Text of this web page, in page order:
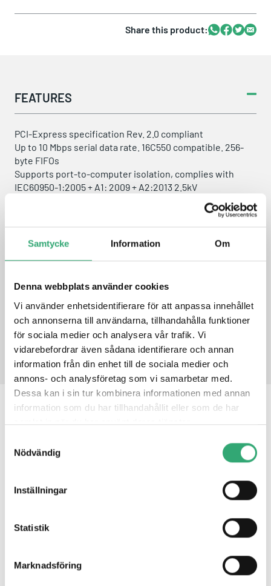
Samtycke Information Om
Denna webbplats använder cookies
Vi använder enhetsidentifierare för att anpassa innehållet
och annonserna till användarna, tillhandahålla funktioner
för sociala medier och analysera vår trafik. Vi
vidarebefordrar även sådana identifierare och annan
information från din enhet till de sociala medier och
annons- och analysföretag som vi samarbetar med.
Dessa kan i sin tur kombinera informationen med annan
information som du har tillhandahållit eller som de har
samlat in när du har använt deras tjänster.
Nödvändig
Inställningar
Statistik
Marknadsföring
Share this product:Whatsapp
Facebook
Twitter
Email
FEATURES
PCI-Express specification Rev. 2.0 compliant
Up to 10 Mbps serial data rate. 16C550 compatible. 256-
byte FIFOs
Supports port-to-computer isolation, complies with
IEC60950-1:2005 + A1: 2009 + A2:2013 2.5kV
Complies with EN61000-4-2 (ESD) Air-15kV, Contact-8kV
Termination Resistor by dip switch setting
Industrial temperature(-40 ºC to 85 ºC) operation
DATASHEET
PRODUCT INQUIRY
DS-MPE-CAN2L